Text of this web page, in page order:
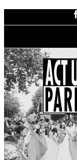
Passer